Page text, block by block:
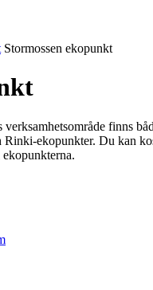
Stormossen ekopunkt
verksamhetsområde finns
Rinki-ekopunkter. Du kan